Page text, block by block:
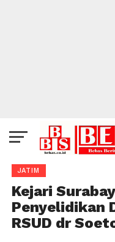
JATIM
Kejari
Penyelidikan
RSUD dr